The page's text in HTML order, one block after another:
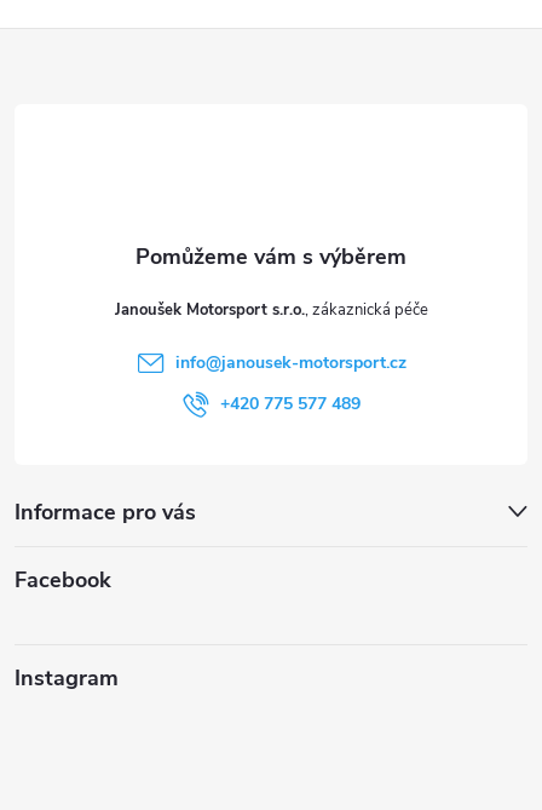
Janoušek Motorsport s.r.o.
info@janousek-motorsport.cz
+420 775 577 489
Informace pro vás
Facebook
Instagram